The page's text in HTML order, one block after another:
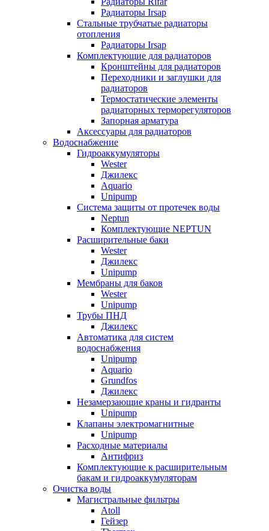
Радиаторы Irsap
Стальные трубчатые радиаторы
отопления
Радиаторы Irsap
Комплектующие для радиаторов
Кронштейны для радиаторов
Переходники и заглушки для
радиаторов
Термостатические элементы
радиаторных терморегуляторов
Запорная арматура
Аксессуары для радиаторов
Водоснабжение
Гидроаккумуляторы
Wester
Джилекс
Aquario
Unipump
Система защиты от протечек воды
Neptun
Комплектующие NEPTUN
Расширительные баки
Wester
Джилекс
Unipump
Мембраны для баков
Wester
Unipump
Трубы ПНД
Джилекс
Автоматика для систем
водоснабжения
Unipump
Aquario
Grundfos
Джилекс
Незамерзающие краны и гидранты
Unipump
Клапаны электромагнитные
Unipump
Расходные материалы
Антифриз
Комплектующие к расширительным
бакам и гидроаккумуляторам
Очистка воды
Магистральные фильтры
Atoll
Гейзер